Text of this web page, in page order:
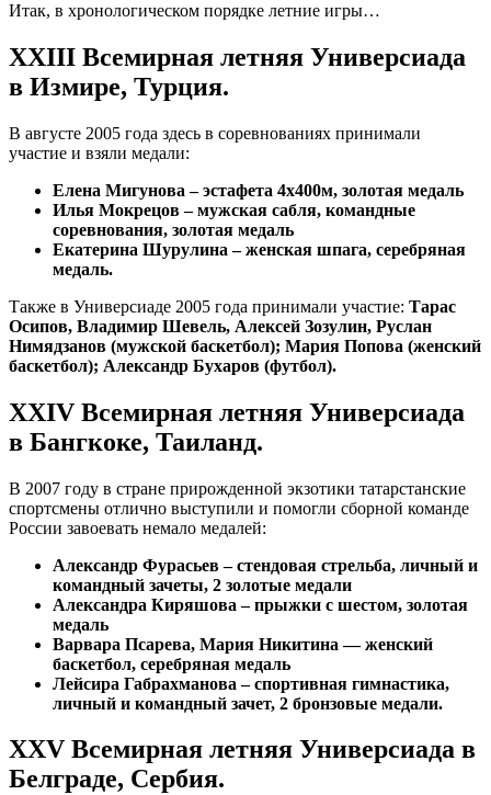
Итак, в хронологическом порядке летние игры…
XXIII Всемирная летняя Универсиада
в Измире, Турция.
В августе 2005 года здесь в соревнованиях принимали
участие и взяли медали:
Елена Мигунова – эстафета 4х400м, золотая медаль
Илья Мокрецов – мужская сабля, командные
соревнования, золотая медаль
Екатерина Шурулина – женская шпага, серебряная
медаль.
Также в Универсиаде 2005 года принимали участие: Тарас
Осипов, Владимир Шевель, Алексей Зозулин, Руслан
Нимядзанов (мужской баскетбол); Мария Попова (женский
баскетбол); Александр Бухаров (футбол).
XXIV Всемирная летняя Универсиада
в Бангкоке, Таиланд.
В 2007 году в стране прирожденной экзотики татарстанские
спортсмены отлично выступили и помогли сборной команде
России завоевать немало медалей:
Александр Фурасьев – стендовая стрельба, личный и
командный зачеты, 2 золотые медали
Александра Киряшова – прыжки с шестом, золотая
медаль
Варвара Псарева, Мария Никитина — женский
баскетбол, серебряная медаль
Лейсира Габрахманова – спортивная гимнастика,
личный и командный зачет, 2 бронзовые медали.
XXV Всемирная летняя Универсиада в
Белграде, Сербия.